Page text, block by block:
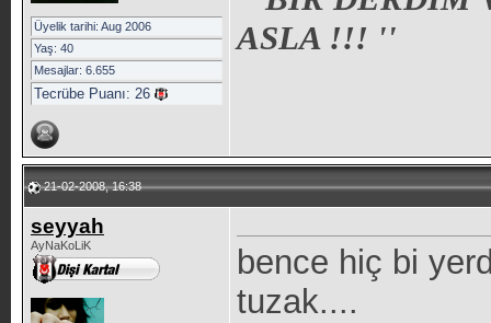
Üyelik tarihi: Aug 2006
Yaş: 40
Mesajlar: 6.655
Tecrübe Puanı: 26
ASLA !!! ''
21-02-2008, 16:38
seyyah
AyNaKoLiK
bence hiç bi
tuzak....